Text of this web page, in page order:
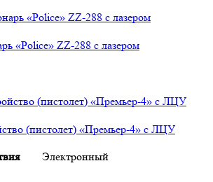
«Police» ZZ-288 с лазером
(пистолет) «Премьер-4» с ЛЦУ
Электронный